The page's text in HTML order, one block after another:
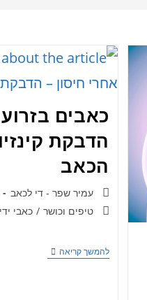
כאבים
הדבקת
הכאב
עמיר שפר - די לכאב
טיפים וכושר / כאבי
להמשך קריאה